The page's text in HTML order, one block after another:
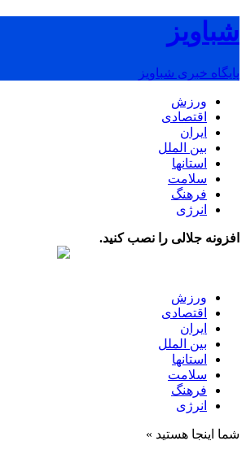
شباویز
پایگاه خبری شباویز
ورزش
اقتصادی
ایران
بین الملل
استانها
سلامت
فرهنگ
انرژی
افزونه جلالی را نصب کنید.
ورزش
اقتصادی
ایران
بین الملل
استانها
سلامت
فرهنگ
انرژی
شما اینجا هستید »